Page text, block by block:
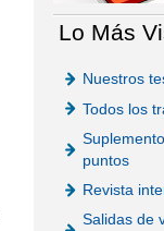
Lo Más
Nuestros
Todos los
puntos
Revista
Salidas de